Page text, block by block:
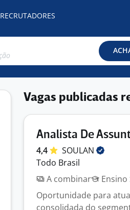
RECRUTADORES
Vagas publicadas
Analista De
4,4
SOULAN
Todo Brasil
A combinar
Oportunidade para
consolidada do